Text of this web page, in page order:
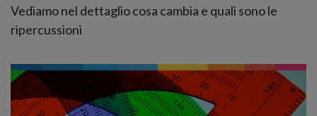
Vediamo nel dettaglio cosa cambia e quali sono le
ripercussioni